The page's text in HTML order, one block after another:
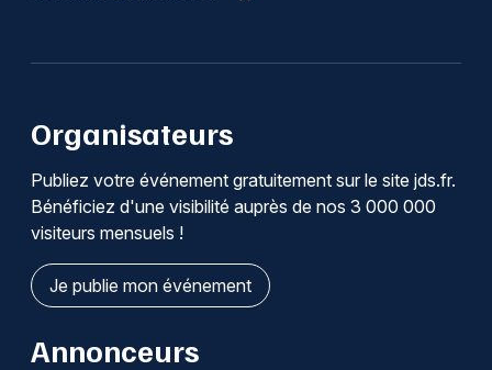
Organisateurs
Publiez votre événement gratuitement sur le site jds.fr.
Bénéficiez d'une visibilité auprès de nos 3 000 000
visiteurs mensuels !
Je publie mon événement
Annonceurs